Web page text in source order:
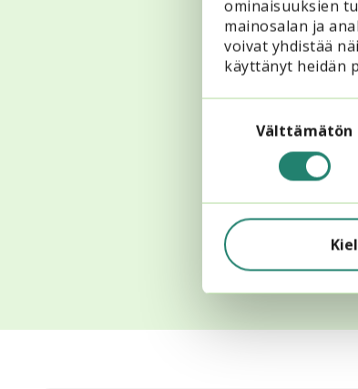
ominaisuuksien
mainosalan ja
voivat yhdistää
käyttänyt heidän
Välttämätön